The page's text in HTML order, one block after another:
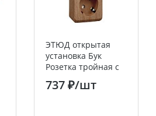
ЭТЮД открытая
установка Бук
Розетка тройная с
заземлением со
шторками 16А 250B
737 ₽/шт